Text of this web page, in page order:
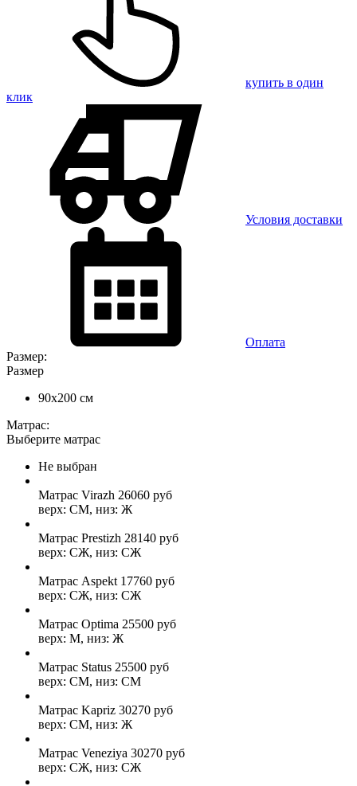
купить в один
клик
Условия доставки
Оплата
Размер:
Размер
90x200 см
Матрас:
Выберите матрас
Не выбран
Матрас Virazh 26060 руб
верх: СМ, низ: Ж
Матрас Prestizh 28140 руб
верх: СЖ, низ: СЖ
Матрас Aspekt 17760 руб
верх: СЖ, низ: СЖ
Матрас Optima 25500 руб
верх: М, низ: Ж
Матрас Status 25500 руб
верх: СМ, низ: СМ
Матрас Kapriz 30270 руб
верх: СМ, низ: Ж
Матрас Veneziya 30270 руб
верх: СЖ, низ: СЖ